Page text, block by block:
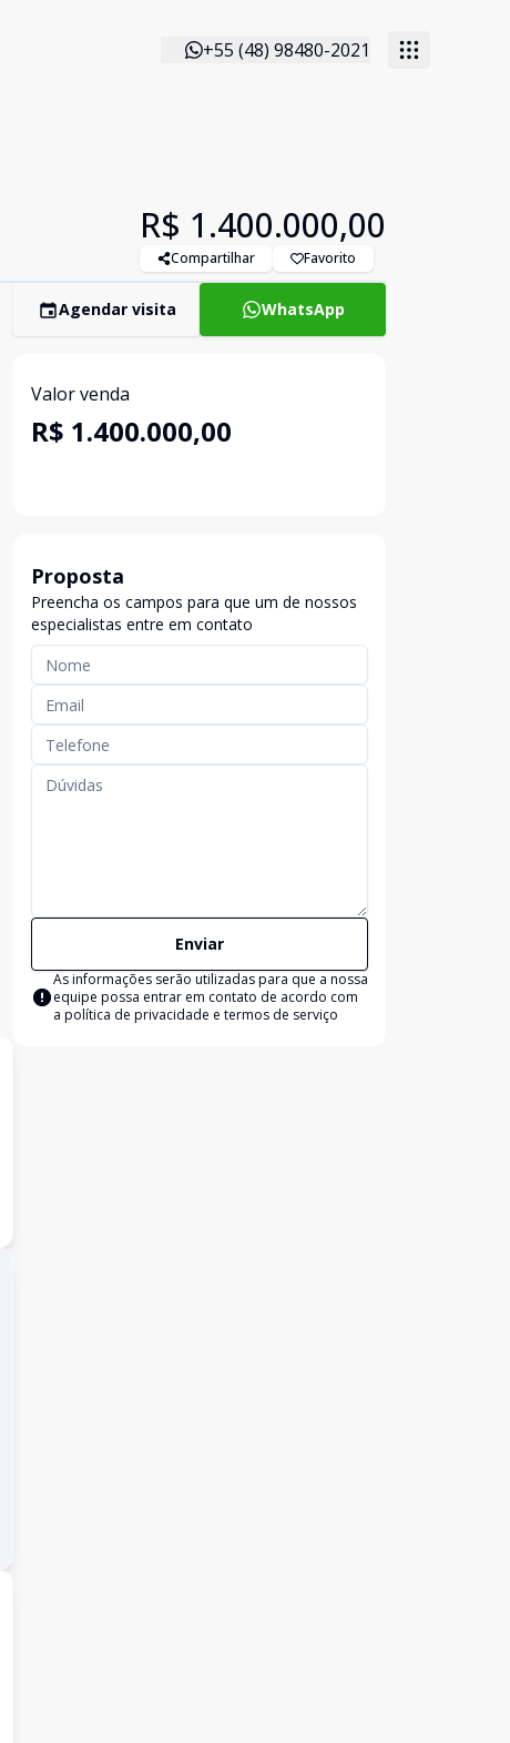
+55 (48) 98480-2021
R$ 1.400.000,00
Compartilhar Favorito
Agendar visita WhatsApp
Valor venda
R$ 1.400.000,00
Proposta
Preencha os campos para que um de nossos
especialistas entre em contato
Enviar
As informações serão utilizadas para que a nossa
equipe possa entrar em contato de acordo com
a política de privacidade e termos de serviço